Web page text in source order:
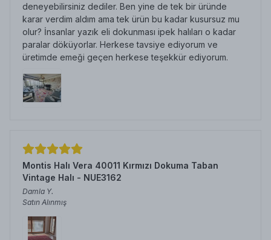
deneyebilirsiniz dediler. Ben yine de tek bir üründe
karar verdim aldım ama tek ürün bu kadar kusursuz mu
olur? İnsanlar yazık eli dokunması ipek halıları o kadar
paralar döküyorlar. Herkese tavsiye ediyorum ve
üretimde emeği geçen herkese teşekkür ediyorum.
Montis Halı Vera 40011 Kırmızı Dokuma Taban
Vintage Halı - NUE3162
Damla Y.
Satın Alınmış